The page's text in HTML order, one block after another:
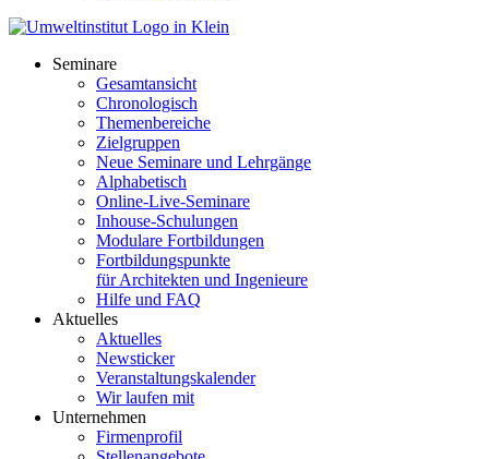
Seminare
Gesamtansicht
Chronologisch
Themenbereiche
Zielgruppen
Neue Seminare und Lehrgänge
Alphabetisch
Online-Live-Seminare
Inhouse-Schulungen
Modulare Fortbildungen
Fortbildungspunkte
für Architekten und Ingenieure
Hilfe und FAQ
Aktuelles
Aktuelles
Newsticker
Veranstaltungskalender
Wir laufen mit
Unternehmen
Firmenprofil